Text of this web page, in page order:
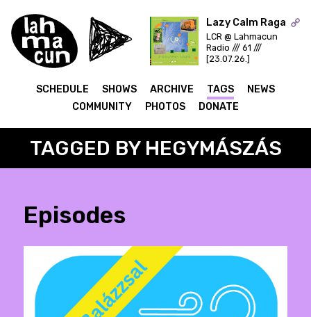
ON AIR
Lazy Calm Raga
LCR @ Lahmacun
Radio /// 61 ///
[23.07.26.]
SCHEDULE SHOWS ARCHIVE TAGS
NEWS
COMMUNITY
PHOTOS DONATE
TAGGED BY HEGYMÁSZÁS
Episodes